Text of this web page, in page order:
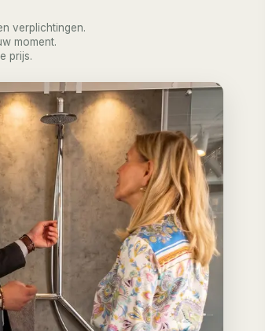
verplichtingen.
moment.
prijs.